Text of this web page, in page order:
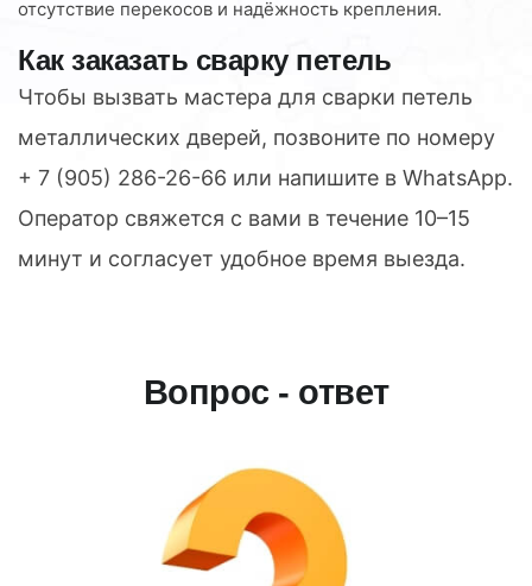
отсутствие перекосов и надёжность крепления.
Как заказать сварку петель
Чтобы вызвать мастера для сварки петель
металлических дверей, позвоните по номеру
+ 7 (905) 286-26-66 или напишите в WhatsApp.
Оператор свяжется с вами в течение 10–15
минут и согласует удобное время выезда.
Вопрос - ответ